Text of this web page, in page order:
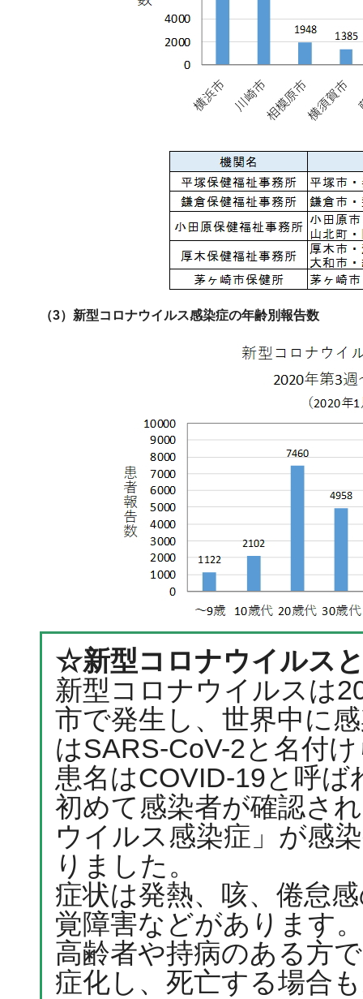
（3）新型コロナウイルス感染症の年齢別報告数
☆新型コロナウイルス
新型コロナウイルスは
市で発生し、世界中に
はSARS-CoV-2と名付
患名はCOVID-19と呼
初めて感染者が確認さ
ウイルス感染症」が感
りました。
症状は発熱、咳、倦怠
覚障害などがあります
高齢者や持病のある方
症化し、死亡する場合